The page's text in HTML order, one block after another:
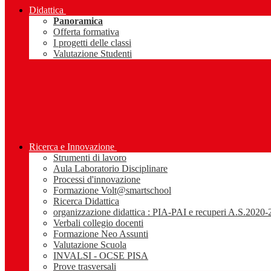
Didattica
Panoramica
Offerta formativa
I progetti delle classi
Valutazione Studenti
Ricerca e Innovazione
Strumenti di lavoro
Aula Laboratorio Disciplinare
Processi d'innovazione
Formazione Volt@smartschool
Ricerca Didattica
organizzazione didattica : PIA-PAI e recuperi A.S.2020-
Verbali collegio docenti
Formazione Neo Assunti
Valutazione Scuola
INVALSI - OCSE PISA
Prove trasversali